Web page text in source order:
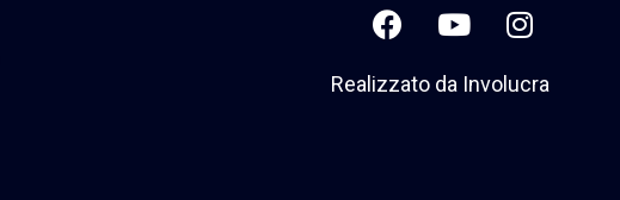
Realizzato da Involucra